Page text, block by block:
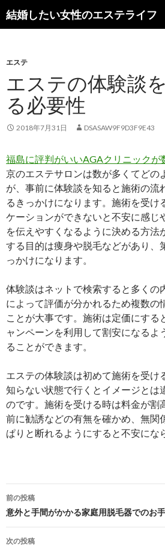
結婚したい女性のエステライフ
索
ン
へ
ス
キ
ッ
エステ
エステの体験談
る必要性
2018年7月31日 DSASAW9F9D3F9E43
福島に評判がいいAGAクリニックが
京のエステサロンは数が多くてどの
が、事前に体験談を知ると施術の流
るきっかけになります。施術を受け
ケーションができないと不安に感じ
を伝えやすくなるように決める方法
する目的は痩身や脱毛などがあり、
っかけになります。
体験談はネットで検索すると多くの
によって評価が分かれるため複数の
ことが大事です。施術は定価にする
ャンペーンを利用して割安になるよ
ることができます。
エステの体験談は初めて施術を受け
知らない状態で行くとイメージとは
のです。施術を受ける時は料金が割
前に勧誘などの有無を確かめ、無関
ぱりと断れるようにすると不安にな
投
稿
ナ
前の投稿
意外と手間がかかる家庭用脱毛器でのお
次の投稿